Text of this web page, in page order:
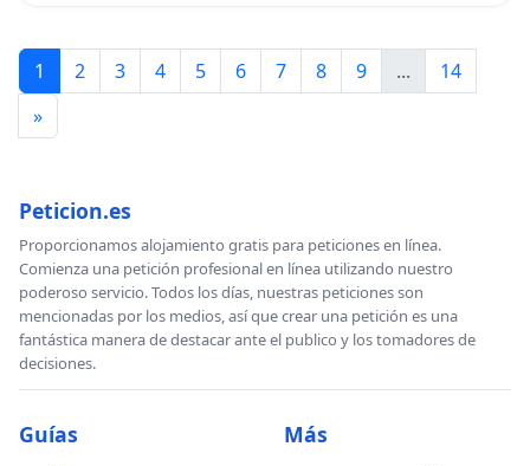
1 2 3 4 5 6 7 8 9 ...
14
»
Peticion.es
Proporcionamos alojamiento gratis para peticiones en línea.
Comienza una petición profesional en línea utilizando nuestro
poderoso servicio. Todos los días, nuestras peticiones son
mencionadas por los medios, así que crear una petición es una
fantástica manera de destacar ante el publico y los tomadores de
decisiones.
Guías Más